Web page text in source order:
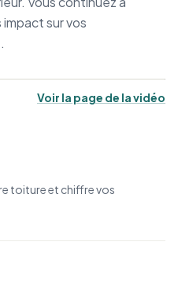
sur vos
Voir la page de la vidéo
toiture et chiffre vos